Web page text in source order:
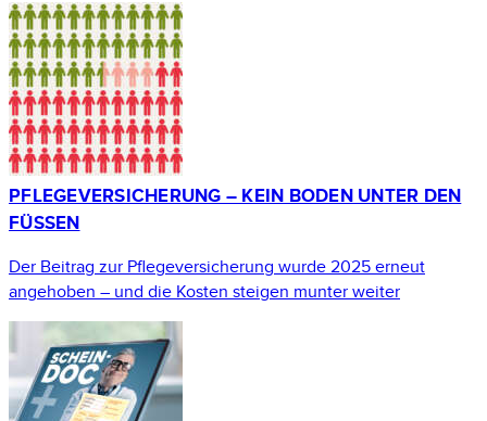
PFLEGEVERSICHERUNG – KEIN BODEN UNTER DEN
FÜSSEN
Der Beitrag zur Pflegeversicherung wurde 2025 erneut
angehoben – und die Kosten steigen munter weiter